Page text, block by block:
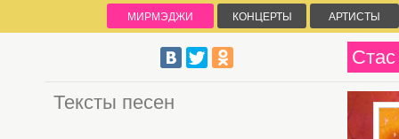
Тексты песен
МИРМЭДЖИ КОНЦЕРТЫ АРТИСТЫ